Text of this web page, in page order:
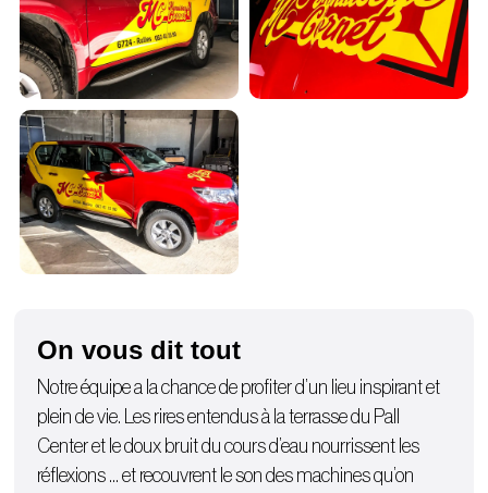
On vous dit tout
Notre équipe a la chance de profiter d’un lieu inspirant et
plein de vie. Les rires entendus à la terrasse du Pall
Center et le doux bruit du cours d’eau nourrissent les
réflexions … et recouvrent le son des machines qu’on